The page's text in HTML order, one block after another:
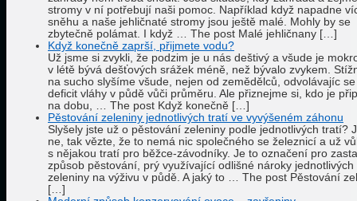
stromy v ní potřebují naši pomoc. Například když napadne
sněhu a naše jehličnaté stromy jsou ještě malé. Mohly by se
zbytečně polámat. I když … The post Malé jehličnany […]
Když konečně zaprší, přijmete vodu?
Už jsme si zvykli, že podzim je u nás deštivý a všude je
v létě bývá dešťových srážek méně, než bývalo zvykem.
na sucho slyšíme všude, nejen od zemědělců, odvolávajíc
deficit vláhy v půdě vůči průměru. Ale přiznejme si, kdo je
na dobu, … The post Když konečně […]
Pěstování zeleniny jednotlivých tratí ve vyvýšeném záhonu
Slyšely jste už o pěstování zeleniny podle jednotlivých tratí?
ne, tak vězte, že to nemá nic společného se železnicí a už
s nějakou tratí pro běžce-závodníky. Je to označení pro
způsob pěstování, prý využívající odlišné nároky jednotlivých
zeleniny na výživu v půdě. A jaký to … The post Pěstování
[…]